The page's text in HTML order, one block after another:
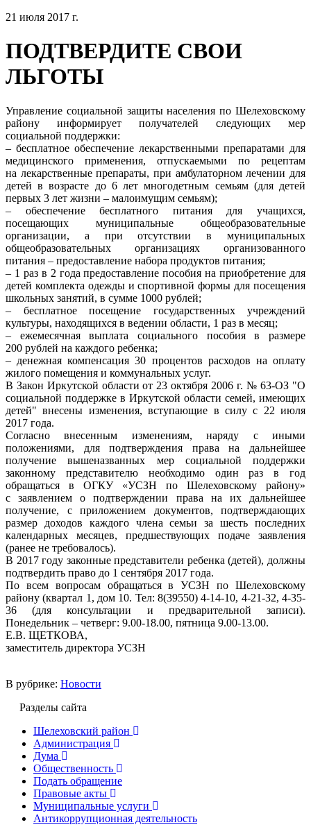
21 июля 2017 г.
ПОДТВЕРДИТЕ СВОИ
ЛЬГОТЫ
Управление социальной защиты населения по Шелеховскому
району информирует получателей следующих мер
социальной поддержки:
– бесплатное обеспечение лекарственными препаратами для
медицинского применения, отпускаемыми по рецептам
на лекарственные препараты, при амбулаторном лечении для
детей в возрасте до 6 лет многодетным семьям (для детей
первых 3 лет жизни – малоимущим семьям);
– обеспечение бесплатного питания для учащихся,
посещающих муниципальные общеобразовательные
организации, а при отсутствии в муниципальных
общеобразовательных организациях организованного
питания – предоставление набора продуктов питания;
– 1 раз в 2 года предоставление пособия на приобретение для
детей комплекта одежды и спортивной формы для посещения
школьных занятий, в сумме 1000 рублей;
– бесплатное посещение государственных учреждений
культуры, находящихся в ведении области, 1 раз в месяц;
– ежемесячная выплата социального пособия в размере
200 рублей на каждого ребенка;
– денежная компенсация 30 процентов расходов на оплату
жилого помещения и коммунальных услуг.
В Закон Иркутской области от 23 октября 2006 г. № 63-ОЗ "О
социальной поддержке в Иркутской области семей, имеющих
детей" внесены изменения, вступающие в силу с 22 июля
2017 года.
Согласно внесенным изменениям, наряду с иными
положениями, для подтверждения права на дальнейшее
получение вышеназванных мер социальной поддержки
законному представителю необходимо один раз в год
обращаться в ОГКУ «УСЗН по Шелеховскому району»
с заявлением о подтверждении права на их дальнейшее
получение, с приложением документов, подтверждающих
размер доходов каждого члена семьи за шесть последних
календарных месяцев, предшествующих подаче заявления
(ранее не требовалось).
В 2017 году законные представители ребенка (детей), должны
подтвердить право до 1 сентября 2017 года.
По всем вопросам обращаться в УСЗН по Шелеховскому
району (квартал 1, дом 10. Тел: 8(39550) 4-14-10, 4-21-32, 4-35-
36 (для консультации и предварительной записи).
Понедельник – четверг: 9.00-18.00, пятница 9.00-13.00.
Е.В. ЩЕТКОВА,
заместитель директора УСЗН
В рубрике: Новости
Разделы сайта
Шелеховский район
Администрация
Дума
Общественность
Подать обращение
Правовые акты
Муниципальные услуги
Антикоррупционная деятельность